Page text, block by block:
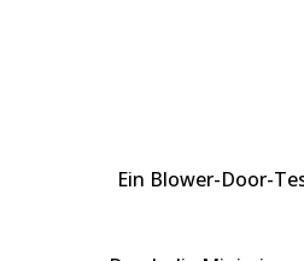
Ein Blower-Door-